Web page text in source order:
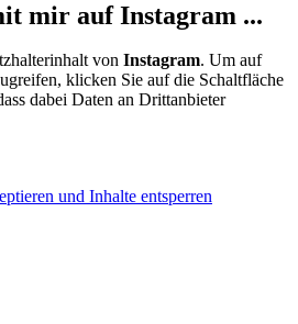
mir auf Instagram ...
von Instagram. Um auf
klicken Sie auf die Schaltfläche
dabei Daten an Drittanbieter
und Inhalte entsperren